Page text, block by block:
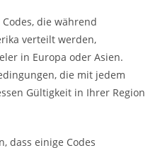
die während
verteilt werden,
in Europa oder Asien.
die mit jedem
Gültigkeit in Ihrer Region
dass einige Codes